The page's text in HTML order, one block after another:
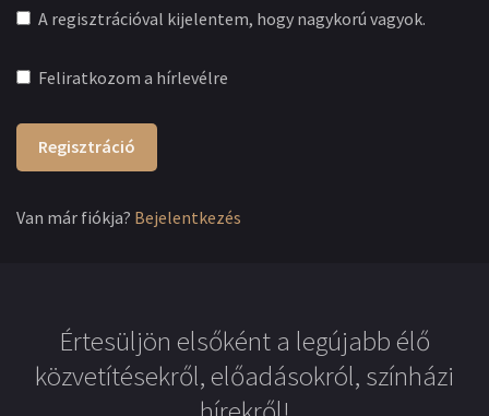
A regisztrációval kijelentem, hogy nagykorú vagyok.
Feliratkozom a hírlevélre
Regisztráció
Van már fiókja? Bejelentkezés
Értesüljön elsőként a legújabb élő
közvetítésekről, előadásokról, színházi